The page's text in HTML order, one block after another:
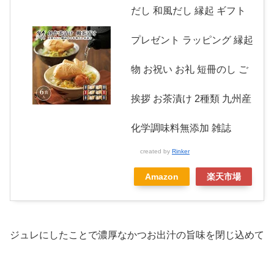
だし 和風だし 縁起 ギフト
プレゼント ラッピング 縁起
物 お祝い お礼 短冊のし ご
挨拶 お茶漬け 2種類 九州産
化学調味料無添加 雑誌
created by Rinker
Amazon 楽天市場
ジュレにしたことで濃厚なかつお出汁の旨味を閉じ込めて